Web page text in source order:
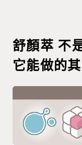
舒顏萃 不
它能做的